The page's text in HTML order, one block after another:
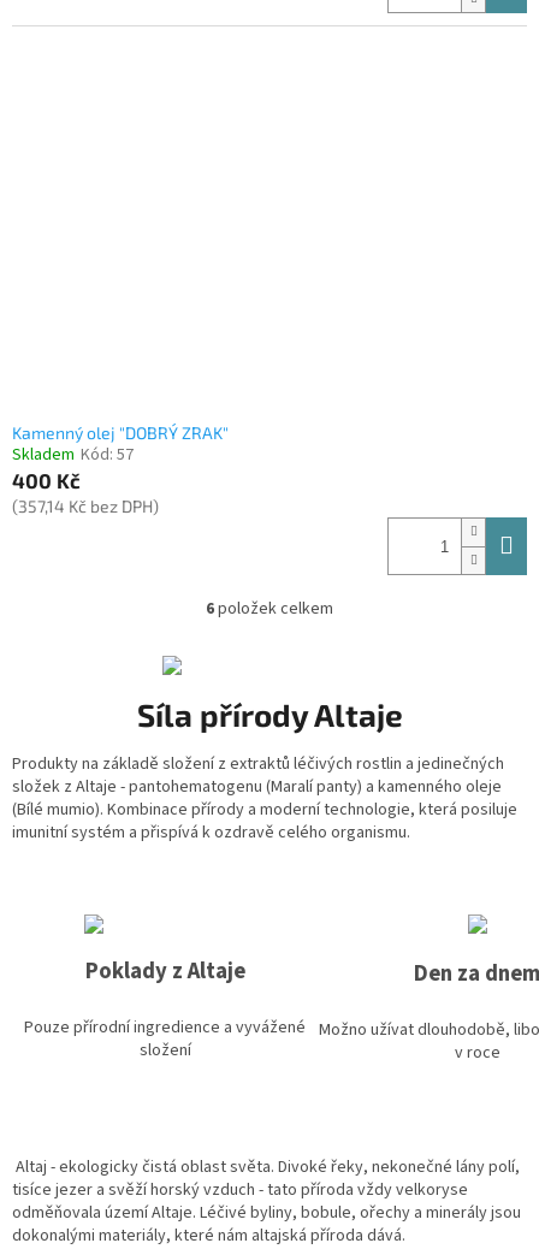
Kamenný olej "DOBRÝ ZRAK"
Skladem Kód: 57
400 Kč
(357,14 Kč bez DPH)
O
d
a
c
í
p
r
u
6položek celkem
Síla přírody Altaje
Produkty na základě složení z extraktů léčivých rostlin a jedinečných
složek z Altaje - pantohematogenu (Maralí panty) a kamenného oleje
(Bílé mumio). Kombinace přírody a moderní technologie, která posiluje
imunitní systém a přispívá k ozdravě celého organismu.
Poklady z Altaje
Pouze přírodní ingredience a vyvážené
složení
Den za dnem
Možno užívat dlouhodobě,
v roce
Altaj - ekologicky čistá oblast světa. Divoké řeky, nekonečné lány polí,
tisíce jezer a svěží horský vzduch - tato příroda vždy velkoryse
odměňovala území Altaje. Léčivé byliny, bobule, ořechy a minerály jsou
dokonalými materiály, které nám altajská příroda dává.